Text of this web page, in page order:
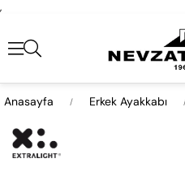
,
Anasayfa Erkek Ayakkabı